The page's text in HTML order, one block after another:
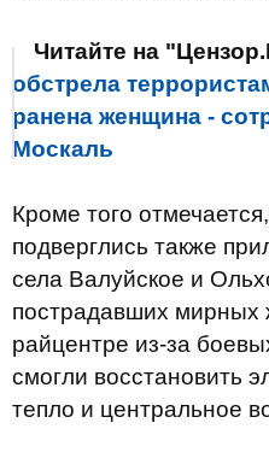
Читайте на
обстрела
ранена женщина -
Москаль
Кроме того
подверглись также
села Валуйское и
пострадавших мирных
райцентре из-за
смогли восстановить
тепло и центральное